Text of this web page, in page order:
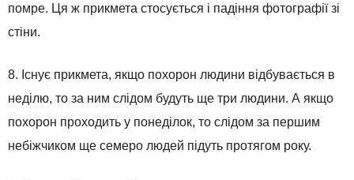
помре. Ця ж прикмета стосується і падіння фотографії зі
стіни.
8. Існує прикмета, якщо похорон людини відбувається в
неділю, то за ним слідом будуть ще три людини. А якщо
похорон проходить у понеділок, то слідом за першим
небіжчиком ще семеро людей підуть протягом року.